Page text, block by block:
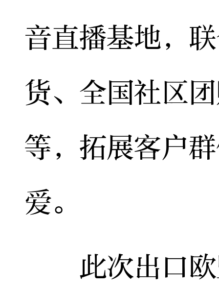
音直播基地，
货、全国社区
等，拓展客户
爱。
此次出口欧